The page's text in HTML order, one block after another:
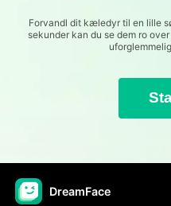
Forvandl dit kæledyr til en lille
sekunder kan du se dem ro
DreamFace